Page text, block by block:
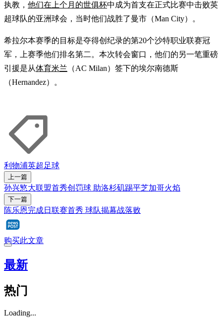
执教， 他们在上个月的世俱杯中成为首支在正式比赛中击败英
超球队的亚洲球会，当时他们战胜了曼市（Man City）。
希拉尔本赛季的目标是夺得创纪录的第20个沙特职业联赛冠
军，上赛季他们排名第二。本次转会窗口，他们的另一笔重磅
引援是从体育米兰 （AC Milan）签下的埃尔南德斯
（Hernandez）。
利物浦英超足球
上一篇
孙兴慜大联盟首秀创罚球 助洛杉矶踢平芝加哥火焰
下一篇
陈乐恩完成日联赛首秀 球队揭幕战落败
购买此文章
最新
热门
Loading...